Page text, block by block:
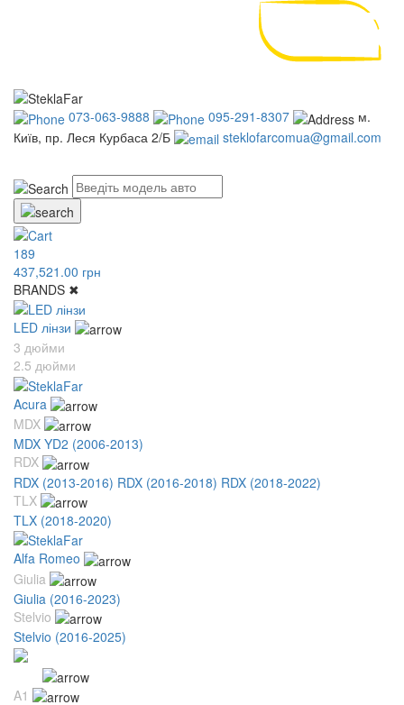
073-063-9888 095-291-8307
м.
Київ, пр. Леся Курбаса 2/Б
steklofarcomua@gmail.com
189
437,521.00 грн
BRANDS ✖
LED лінзи
3 дюйми
2.5 дюйми
Acura
MDX
MDX YD2 (2006-2013)
RDX
RDX (2013-2016) RDX (2016-2018) RDX (2018-2022)
TLX
TLX (2018-2020)
Alfa Romeo
Giulia
Giulia (2016-2023)
Stelvio
Stelvio (2016-2025)
A1